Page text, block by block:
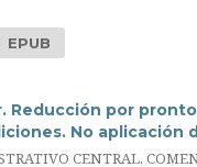
EPUB
Reducción por
No aplicación
CENTRAL.